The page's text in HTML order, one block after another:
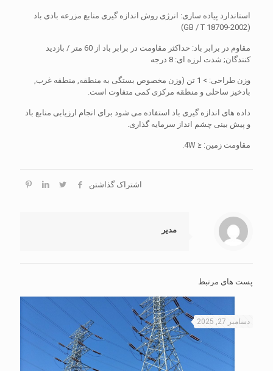
استاندارد پیاده سازی: انرژی روش اندازه گیری منابع مزرعه بادی باد
(GB / T 18709-2002)
مقاوم در برابر باد: حداکثر مقاومت در برابر باد از 60 متر / بازدید
کنندگان; شدت لرزه ای: 8 درجه
وزن طراحی: > 1 تن (وزن مخصوص بستگی به منطقه, منطقه غرب,
بادخیز ساحلی و منطقه مرکزی کمی متفاوت است.
داده های اندازه گیری باد استفاده می شود برای انجام ارزیابی منابع باد
و پیش بینی چشم انداز سرمایه گذاری.
مقاومت زمین: ≤ 4W.
اشتراک گذاشتن
مدیر
پست های مرتبط
دسامبر 27, 2025